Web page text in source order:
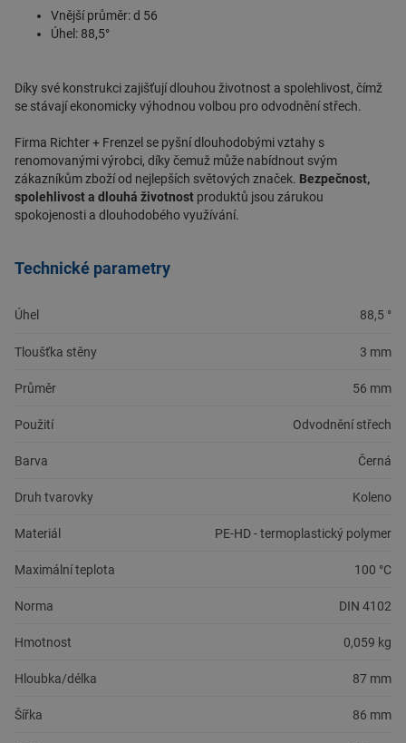
Vnější průměr: d 56
Úhel: 88,5°
Díky své konstrukci zajišťují dlouhou životnost a spolehlivost, čímž
se stávají ekonomicky výhodnou volbou proodvodněnístřech.
Firma Richter + Frenzel se pyšní dlouhodobými vztahy s
renomovanými výrobci, díky čemuž může nabídnout svým
zákazníkům zboží od nejlepších světových značek. Bezpečnost,
spolehlivost a dlouhá životnost produktů jsou zárukou
spokojenosti a dlouhodobého využívání.
Technické parametry
Úhel 88,5 °
Tloušťka stěny 3 mm
Průměr 56 mm
Použití Odvodnění střech
Barva Černá
Druh tvarovky Koleno
Materiál PE-HD - termoplastický polymer
Maximální teplota 100 °C
Norma DIN 4102
Hmotnost 0,059 kg
Hloubka/délka 87 mm
Šířka 86 mm